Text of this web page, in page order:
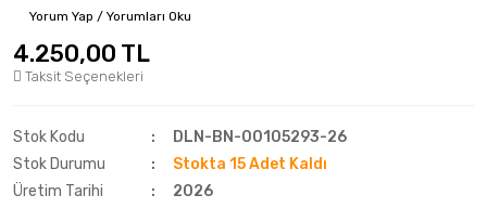
Yorum Yap / Yorumları Oku
4.250,00 TL
Taksit Seçenekleri
Stok Kodu
DLN-BN-00105293-26
Stok Durumu
Stokta 15 Adet Kaldı
Üretim Tarihi
2026